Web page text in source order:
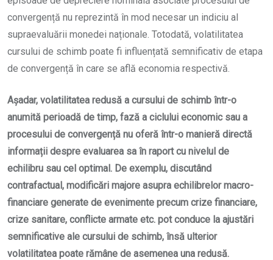
convergență nu reprezintă în mod necesar un indiciu al
supraevaluării monedei naționale. Totodată, volatilitatea
cursului de schimb poate fi influențată semnificativ de etapa
de convergență în care se află economia respectivă.
Așadar, volatilitatea redusă a cursului de schimb într-o
anumită perioadă de timp, fază a ciclului economic sau a
procesului de convergență nu oferă într-o manieră directă
informații despre evaluarea sa în raport cu nivelul de
echilibru sau cel optimal. De exemplu, discutând
contrafactual, modificări majore asupra echilibrelor macro-
financiare generate de evenimente precum crize financiare,
crize sanitare, conflicte armate etc. pot conduce la ajustări
semnificative ale cursului de schimb, însă ulterior
volatilitatea poate rămâne de asemenea una redusă.